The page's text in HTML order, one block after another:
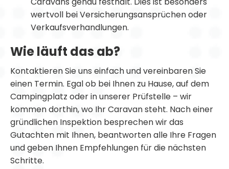
wertvoll bei Versicherungsansprüchen oder
Verkaufsverhandlungen.
Wie läuft das ab?
Kontaktieren Sie uns einfach und vereinbaren Sie
einen Termin. Egal ob bei Ihnen zu Hause, auf dem
Campingplatz oder in unserer Prüfstelle – wir
kommen dorthin, wo Ihr Caravan steht. Nach einer
gründlichen Inspektion besprechen wir das
Gutachten mit Ihnen, beantworten alle Ihre Fragen
und geben Ihnen Empfehlungen für die nächsten
Schritte.